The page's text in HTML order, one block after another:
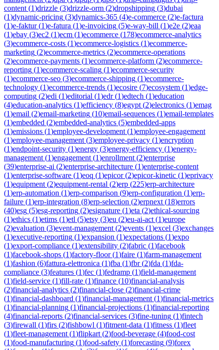
content (1)drizzle (3)drizzle-orm (2)dropshipping (3)dubai
(1)dynamic-pricing (3)dynamics-365 (4)e-commerce (2)e-factura
(1)e-faktur(1)e-fatura (1)e-invoicing (5)e-way-bill (1)e2e (2)eaa
(1)ebay (3)ec2 (1)ecm (1)ecommerce (178)ecommerce-analytics
(3)ecommerce-costs (1)ecommerce-logistics (1)ecommerce-
marketing (2)ecommerce-metrics (2)ecommerce-operations
(2)ecommerce-payments (1)ecommerce-platform (2)ecommerce-
reporting (1)ecommerce-scaling (1)ecommerce-security
(1)ecommerce-seo (3)ecommerce-shipping (1)ecommerce-
technology (1)ecommerce-trends (1)ecosire (7)ecosystem (1)edge-
computing (2)edi (1)editorial (1)edr(1)edtech (1)education
(4)education-analytics (1)efficiency (8)egypt (2)electronics (1)emag
(1)email (2)email-marketing (10)email-sequences (1)email-templates
(1)embedded (2)embedded-analytics (5)embedded-apps
(1)emissions (1)employee-development (1)employee-engagement
(1)employee-management (3)employee-privacy (1)encryption
(1)endpoint-security (1)energy (3)energy-efficiency (1)energy-
management (1)engagement (1)enrollment (2)enterprise
(39)enterprise-ai (2)enterprise-architecture (1)enterprise-content
(1)enterprise-software (1)eoq (1)epicor(2)epicor-kinetic (1)eprivacy
(1)equipment (2)equipment-rental (2)erp (225)erp-architecture
(1)erp-automation (1)erp-comparison (9)erp-configuration (1)erp-
failure (1)erp-integration (8)erp-selection (2)erpnext (18)errors
(40)esg (5)esg-reporting (2)esignature (1)eta (2)ethical-sourcing
(1)ethics (1)etims (1)etl (5)etsy (3)eu (2)eu-ai-act (1)europe
(2)evaluation (3)event-management (2)events (1)excel (3)exchanges
(1)executive-reporting (1)expansion (1)expectations (1)expo
(1)export-compliance (1)extensibility (2)fabric (1)facebook
(1)facebook-shops (1)factory-floor(1)faire (1)farm-management
(1)fashion (6)fattura-elettronica (1)fba (1)fbr(2)fda (1)fda-
compliance (3)features (1)fec (1)fedramp (1)field-management
(1)field-service (1)fill-rate (1)finance (10)financial-analysis
(2)financial-analytics (2)financial-close (2)financial-crime
(1)financial-dashboard (1)financial-management (1)financial-metrics
(1)financial-planning (1)financial-projections (1)financial-reporting
(4)financial-reports (2)financial-services (3)fine-tuning (1)fintech
(3)firewall (1)firs (2)fishbowl (1)fitment-data (1)fitness (1)fleet
(1)fleet-management (1)flipkart (2)food-beverage (4)food-cost
(1)food-manufacturing (1)food-safety (1)forecasting (9)forex